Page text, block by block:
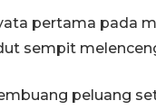
pertama pada
sempit
peluang